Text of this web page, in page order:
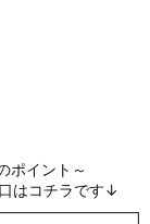
ポイント～
はコチラです↓